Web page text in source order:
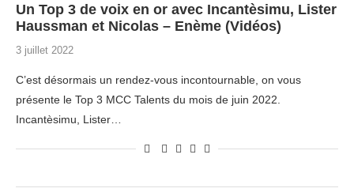
Un Top 3 de voix en or avec Incantèsimu, Lister
Haussman et Nicolas – Enème (Vidéos)
3 juillet 2022
C’est désormais un rendez-vous incontournable, on vous
présente le Top 3 MCC Talents du mois de juin 2022.
Incantèsimu, Lister…